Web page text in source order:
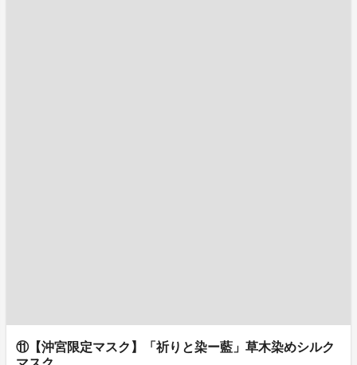
⑪【沖宮限定マスク】「祈りと染ー藍」草木染めシルク